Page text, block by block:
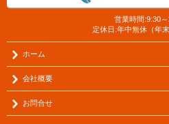
営業時間:9:30
定休日:年中無休（年末
ホーム
会社概要
お問合せ